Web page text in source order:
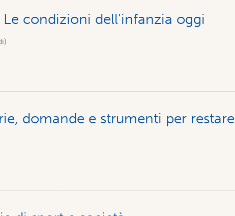
condizioni dell'infanzia oggi
domande e strumenti per restare